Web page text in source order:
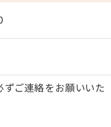
ずご連絡をお願いいた